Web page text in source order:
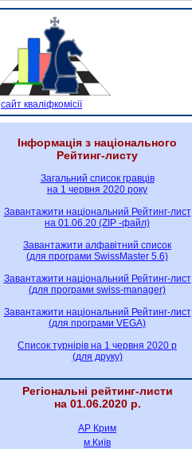
сайт кваліфкомісії
Інформація з національного
Рейтинг-листу
Загальний список гравців
на 1 червня 2020 року
Завантажити національний Рейтинг-лист
на 01.06.20 (ZIP -файл)
Завантажити алфавітний список
(для програми SwissMaster 5.6)
Завантажити національний Рейтинг-лист
(для програми swiss-manager)
Завантажити національний Рейтинг-лист
(для програми VEGA)
Список турнірів на 1 червня 2020 р
(для друку)
Регіональні рейтинг-листи
на 01.06.2020 р.
АР Крим
м.Київ